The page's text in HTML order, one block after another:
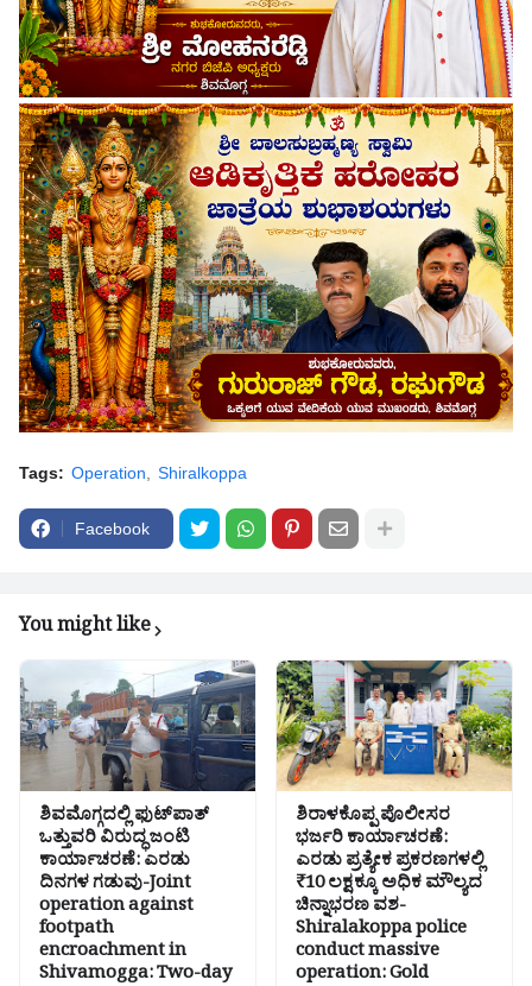
Tags: Operation Shiralkoppa
Facebook
You might like
ಶಿವಮೊಗ್ಗದಲ್ಲಿ ಫುಟ್‌ಪಾತ್
ಒತ್ತುವರಿ ವಿರುದ್ಧ ಜಂಟಿ
ಕಾರ್ಯಾಚರಣೆ: ಎರಡು
ದಿನಗಳ ಗಡುವು-Joint
operation against
footpath
encroachment in
Shivamogga: Two-day
ಶಿರಾಳಕೊಪ್ಪ ಪೊಲೀಸರ
ಭರ್ಜರಿ ಕಾರ್ಯಾಚರಣೆ:
ಎರಡು ಪ್ರತ್ಯೇಕ ಪ್ರಕರಣಗಳಲ್ಲಿ
₹10 ಲಕ್ಷಕ್ಕೂ ಅಧಿಕ ಮೌಲ್ಯದ
ಚಿನ್ನಾಭರಣ ವಶ-
Shiralakoppa police
conduct massive
operation: Gold